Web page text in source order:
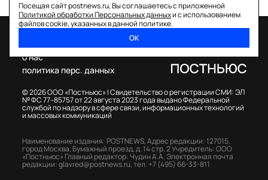
Посещая сайт postnews.ru, Вы соглашаетесь с приложенной
Политикой обработки Персональных данныхи с использованием
файлов cookie, указанных в данной политике.
ОК
© 2026 ООО «Постньюс» |Свидетельство о регистрации СМИ: ЭЛ
№ ФС 77–85757 от 22 августа 2023 года выдано Федеральной
службой по надзору в сфере связи, информационных технологий
и массовых коммуникаций
о нас
политика перс. данных
Наименование издания: POSTNEWS,Адрес редакции: 127015,
город Москва, Бумажный проезд, д. 14 стр. 2Учредитель: ООО
«Постньюс» Главный редактор: Чудин А.А.Электронная почта
редакции:glavred@postnews.ru,тел. +7 (495) 66-33-811